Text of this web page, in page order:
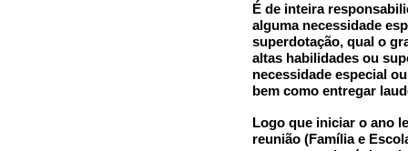
É de inteira
alguma necessidade
superdotação, qual o
altas habilidades ou
necessidade especial
bem como entregar
Logo que iniciar o ano
reunião (Família e